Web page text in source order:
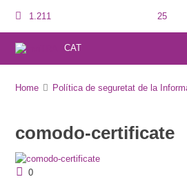
1.211 25
CAT
Home Política de seguretat de la
comodo-certificate
0